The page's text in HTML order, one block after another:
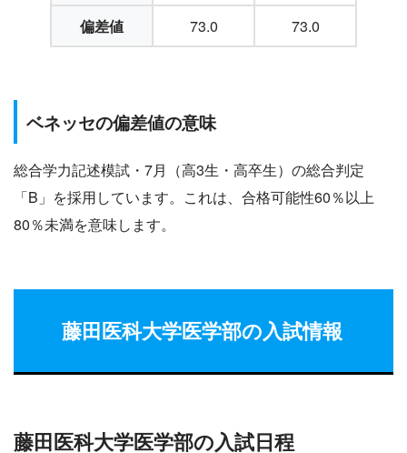
偏差値 73.0 73.0
ベネッセの偏差値の意味
総合学力記述模試・7月（高3生・高卒生）の総合判定
「B」を採用しています。これは、合格可能性60％以上
80％未満を意味します。
藤田医科大学医学部の入試情報
藤田医科大学医学部の入試日程